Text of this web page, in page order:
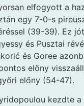
elfogyott a
egy 7-0-s
(39-39). Ez
és Pusztai
és Goree
előny
előny (54-47).
kezdte